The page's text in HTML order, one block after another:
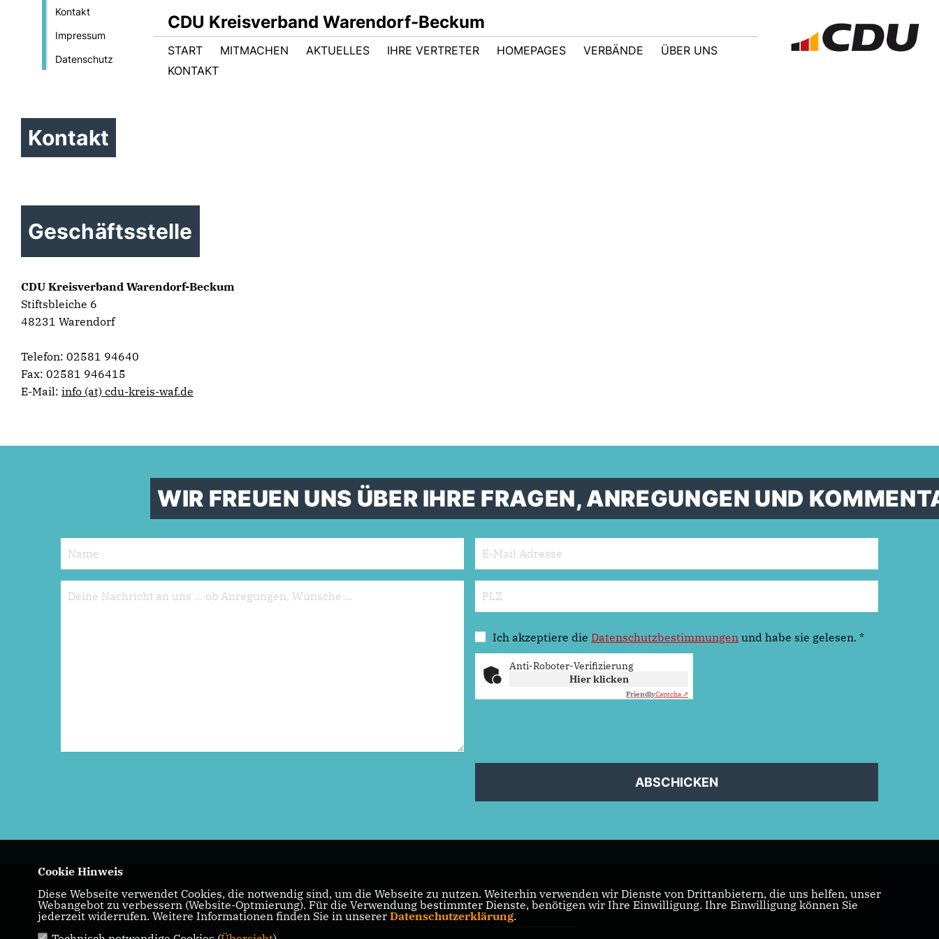
Kontakt
Impressum
Datenschutz
CDU Kreisverband Warendorf-Beckum
START MITMACHEN AKTUELLES IHRE VERTRETER HOMEPAGES VERBÄNDE
ÜBER UNS
KONTAKT
Kontakt
Geschäftsstelle
CDU Kreisverband Warendorf-Beckum
Stiftsbleiche 6
48231 Warendorf
Telefon: 02581 94640
Fax: 02581 946415
E-Mail: info (at) cdu-kreis-waf.de
WIR FREUEN UNS ÜBER IHRE FRAGEN, ANREGUNGEN UND
Ich akzeptiere die Datenschutzbestimmungen und habe sie gelesen. *
Anti-Roboter-Verifizierung
Hier klicken
FriendlyCaptcha ⇗
ABSCHICKEN
Herzlich Willkommen auf der Webseite des
CDU Kreisverband Warendorf - Beckum
CDU Nordrhein-Westfalen
Cookie Hinweis
Diese Webseite verwendet Cookies, die notwendig sind, um die Webseite zu nutzen. Weiterhin verwenden wir Dienste von Drittanbietern, die uns helfen, unser
Webangebot zu verbessern (Website-Optmierung). Für die Verwendung bestimmter Dienste, benötigen wir Ihre Einwilligung. Ihre Einwilligung können Sie
jederzeit widerrufen. Weitere Informationen finden Sie in unserer Datenschutzerklärung.